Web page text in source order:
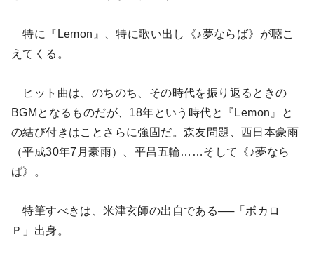
特に『Lemon』、特に歌い出し《♪夢ならば》が聴こ
えてくる。
ヒット曲は、のちのち、その時代を振り返るときの
BGMとなるものだが、18年という時代と『Lemon』と
の結び付きはことさらに強固だ。森友問題、西日本豪雨
（平成30年7月豪雨）、平昌五輪……そして《♪夢なら
ば》。
特筆すべきは、米津玄師の出自である──「ボカロ
Ｐ」出身。